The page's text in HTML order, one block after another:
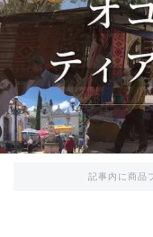
記事内に商品